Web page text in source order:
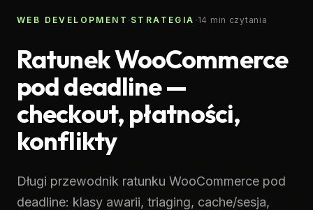
WEB DEVELOPMENT ·STRATEGIA ·14 min czytania
Ratunek WooCommerce
pod deadline —
checkout, płatności,
konflikty
Długi przewodnik ratunku WooCommerce pod
deadline: klasy awarii, triaging, cache/sesja,